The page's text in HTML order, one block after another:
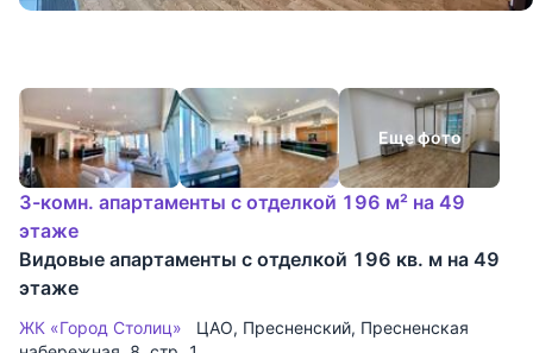
Еще фото
3-комн. апартаменты с отделкой 196 м² на 49
этаже
Видовые апартаменты с отделкой 196 кв. м на 49
этаже
ЖК «Город Столиц» ЦАО, Пресненский, Пресненская